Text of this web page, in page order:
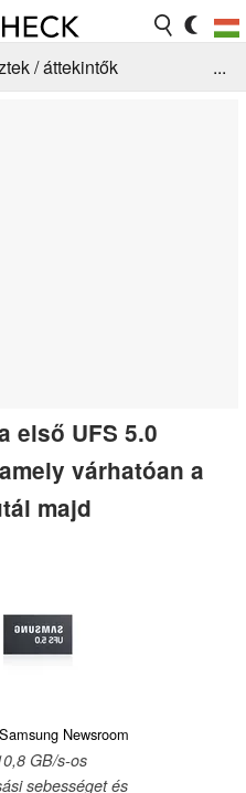
/ áttekintők
...
első UFS 5.0
várhatóan a
majd
Newsroom
GB/s-os
sebességet és